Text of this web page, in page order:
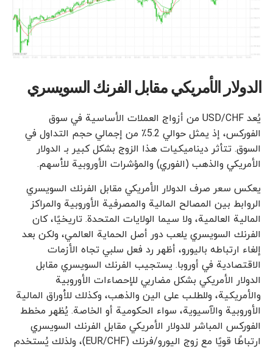
الدولار الأمريكي مقابل الفرنك السويسري
يُعد USD/CHF من أزواج العملات الأساسية في سوق
الفوركس، إذ يمثل حوالي 5.2٪ من إجمالي حجم التداول في
السوق. تتأثر ديناميكيات هذا الزوج بشكل كبير بـ الدولار
الأمريكي والذهب (الفوري) والمؤشرات الأوروبية للأسهم.
يعكس سعر صرف الدولار الأمريكي مقابل الفرنك السويسري
الروابط بين المصالح المالية والمصرفية الأوروبية والمراكز
المالية العالمية، ولا سيما الولايات المتحدة. تاريخيًا، كان
الفرنك السويسري يلعب دور أصل الحماية العالمي، ولكن بعد
إلغاء ارتباطه باليورو، أظهر رد فعل سلبي تجاه الأزمات
الاقتصادية في أوروبا. يستجيب الفرنك السويسري مقابل
الدولار الأمريكي بشكل مضاربي للإحصاءات الأوروبية
والأمريكية، وللطلـب على الين والذهب، وكذلك للأوراق المالية
الأوروبية والآسيوية، سواء الحكومية أو الخاصة. يُظهر مخطط
الفوركس المباشر للدولار الأمريكي مقابل الفرنك السويسري
ارتباطًا قويًا مع زوج اليورو/فرنك (EUR/CHF)، ولذلك يُستخدم